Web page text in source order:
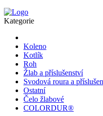
Kategorie
Koleno
Kotlík
Roh
Žlab a příslušenství
Svodová roura a
Ostatní
Čelo žlabové
COLORDUR®